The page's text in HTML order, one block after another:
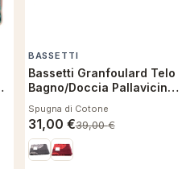
BASSETTI
Bassetti Granfoulard Telo
Bagno/Doccia Pallavicino
Spugna di Cotone
31,00 €39,00€